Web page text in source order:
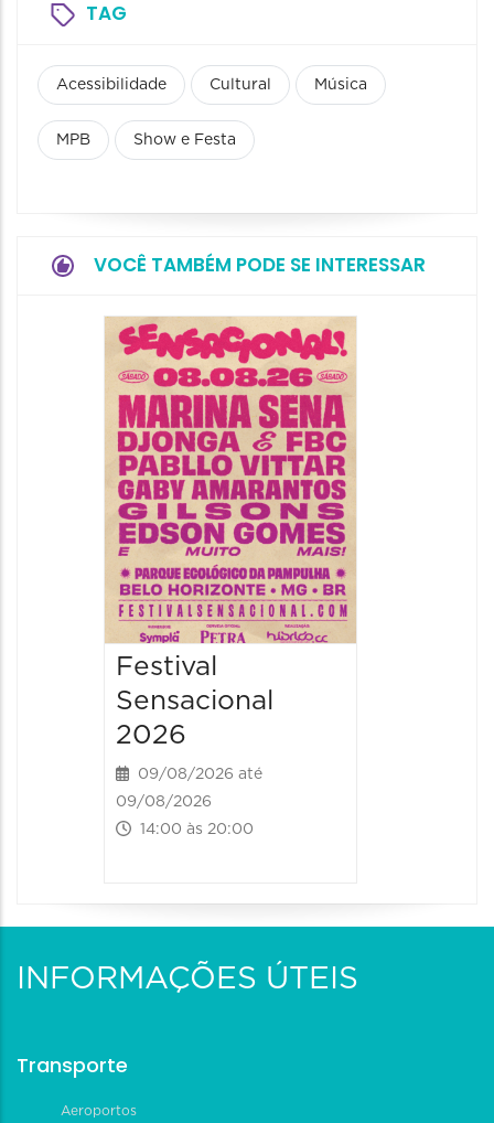
TAG
Acessibilidade Cultural Música
MPB Show e Festa
VOCÊ TAMBÉM PODE SE INTERESSAR
Festival
Sensacional
2026
09/08/2026 até
09/08/2026
14:00 às 20:00
INFORMAÇÕES ÚTEIS
Transporte
Aeroportos